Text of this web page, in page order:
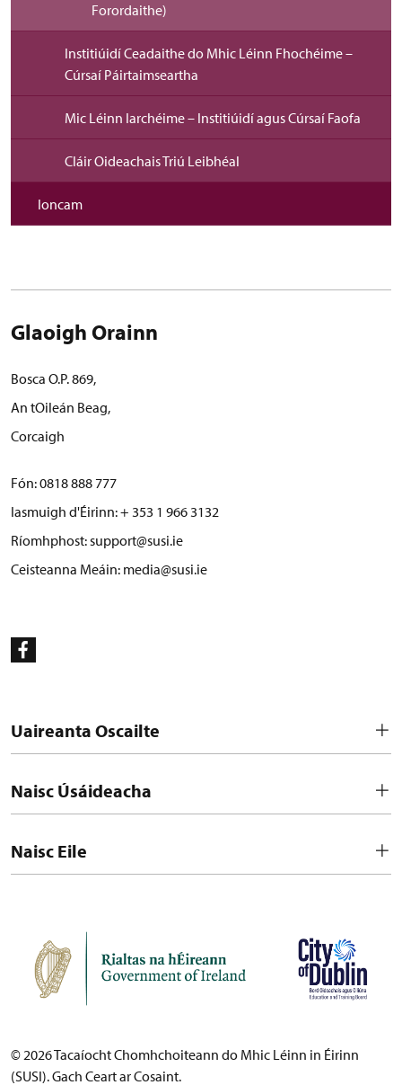
Forordaithe)
Institiúidí Ceadaithe do Mhic Léinn Fhochéime –
Cúrsaí Páirtaimseartha
Mic Léinn Iarchéime – Institiúidí agus Cúrsaí Faofa
Cláir Oideachais Triú Leibhéal
Ioncam
Glaoigh Orainn
Bosca O.P. 869,
An tOileán Beag,
Corcaigh
Fón:0818 888 777
Iasmuigh d'Éirinn: + 353 1 966 3132
Ríomhphost:support@susi.ie
Ceisteanna Meáin: media@susi.ie
Uaireanta Oscailte
Naisc Úsáideacha
Naisc Eile
© 2026 Tacaíocht Chomhchoiteann do Mhic Léinn in Éirinn
(SUSI). Gach Ceart ar Cosaint.